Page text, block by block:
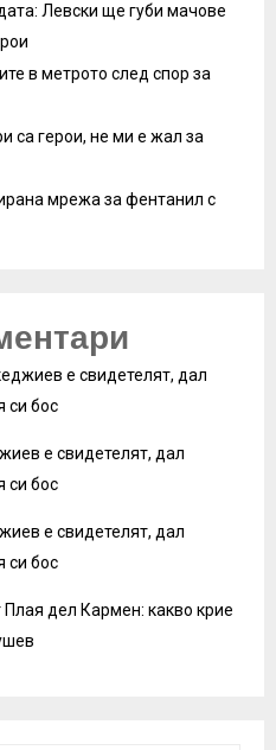
Левски ще губи мачове
в метрото след спор за
са герои, не ми е жал за
мрежа за фентанил с
е свидетелят, дал
си бос
е свидетелят, дал
си бос
е свидетелят, дал
си бос
Плая дел Кармен: какво крие